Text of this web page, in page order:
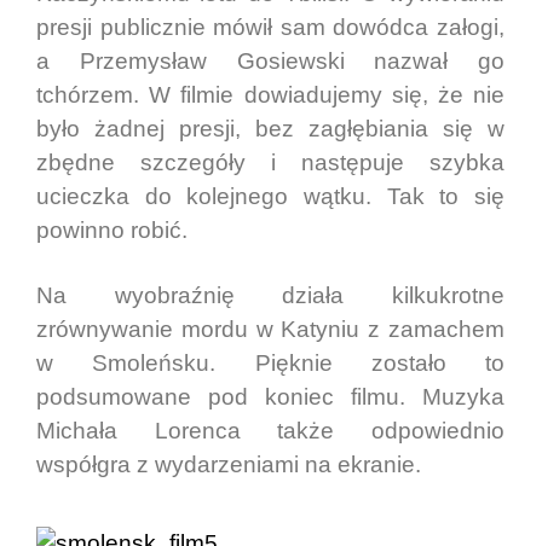
presji publicznie mówił sam dowódca załogi,
a Przemysław Gosiewski nazwał go
tchórzem. W filmie dowiadujemy się, że nie
było żadnej presji, bez zagłębiania się w
zbędne szczegóły i następuje szybka
ucieczka do kolejnego wątku. Tak to się
powinno robić.
Na wyobraźnię działa kilkukrotne
zrównywanie mordu w Katyniu z zamachem
w Smoleńsku. Pięknie zostało to
podsumowane pod koniec filmu. Muzyka
Michała Lorenca także odpowiednio
współgra z wydarzeniami na ekranie.